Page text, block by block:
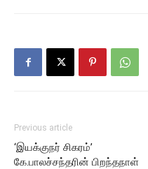
Previous article
‘இயக்குநர் சிகரம்’
கே.பாலச்சந்தரின் பிறந்தநாள்